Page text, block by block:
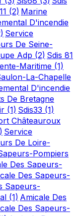
(2) Marine
D'incendie
Service
De Seine-
Adp (2) Sdis 81
Maritime (1)
La-Chapelle
D'incendie
De Bretagne
(1) Sdis33 (1)
Châteauroux
Service
De Loire-
Pompiers
Des Sapeurs-
Des Sapeurs-
Sapeurs-
(1) Amicale Des
Des Sapeurs-